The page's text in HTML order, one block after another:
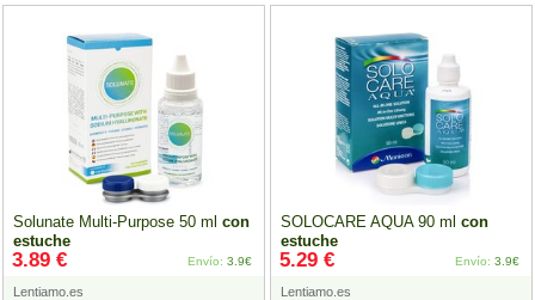
Solunate Multi-Purpose 50 ml con
estuche
Lentiamo.es
3.89 € Envío: 3.9€
SOLOCARE AQUA 90 ml con
estuche
Lentiamo.es
5.29 € Envío: 3.9€